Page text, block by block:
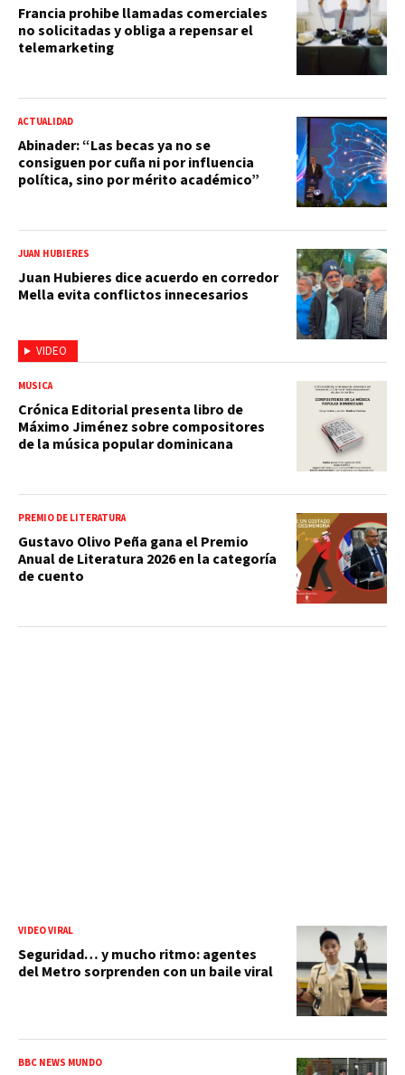
Francia prohibe llamadas comerciales
no solicitadas y obliga a repensar el
telemarketing
ACTUALIDAD
Abinader: “Las becas ya no se
consiguen por cuña ni por influencia
política, sino por mérito académico”
VIDEO
JUAN HUBIERES
Juan Hubieres dice acuerdo en corredor
Mella evita conflictos innecesarios
MÚSICA
Crónica Editorial presenta libro de
Máximo Jiménez sobre compositores
de la música popular dominicana
PREMIO DE LITERATURA
Gustavo Olivo Peña gana el Premio
Anual de Literatura 2026 en la categoría
de cuento
VIDEO VIRAL
Seguridad… y mucho ritmo: agentes
del Metro sorprenden con un baile viral
BBC NEWS MUNDO